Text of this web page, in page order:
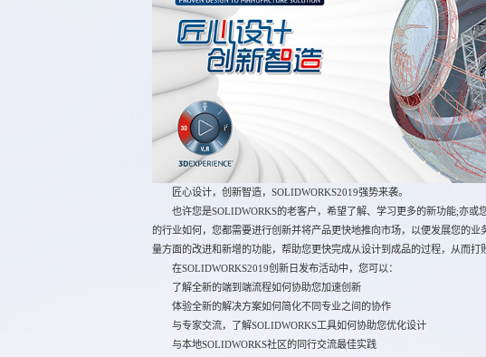
匠心设计，创新智造，SOLIDWORKS2019强势来袭。
也许您是SOLIDWORKS的老客户，希望了解、学习更多的新功能;亦或
的行业如何，您都需要进行创新并将产品更快地推向市场，以便发展您的
量方面的改进和新增的功能，帮助您更快完成从设计到成品的过程，从而打
在SOLIDWORKS2019创新日发布活动中，您可以：
了解全新的端到端流程如何协助您加速创新
体验全新的解决方案如何简化不同专业之间的协作
与专家交流，了解SOLIDWORKS工具如何协助您优化设计
与本地SOLIDWORKS社区的同行交流最佳实践